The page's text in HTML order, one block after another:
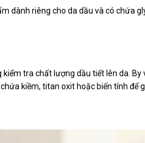
dành riêng cho da dầu và có chứa
tra chất lượng dầu tiết lên da.
kiềm, titan oxit hoặc biến tính để